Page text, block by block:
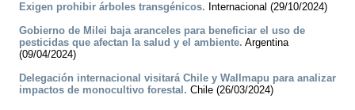
Exigen prohibir árboles transgénicos. Internacional (29/10/2024)
Gobierno de Milei baja aranceles para beneficiar el uso de
pesticidas que afectan la salud y el ambiente. Argentina
(09/04/2024)
Delegación internacional visitará Chile y Wallmapu para analizar
impactos de monocultivo forestal. Chile (26/03/2024)